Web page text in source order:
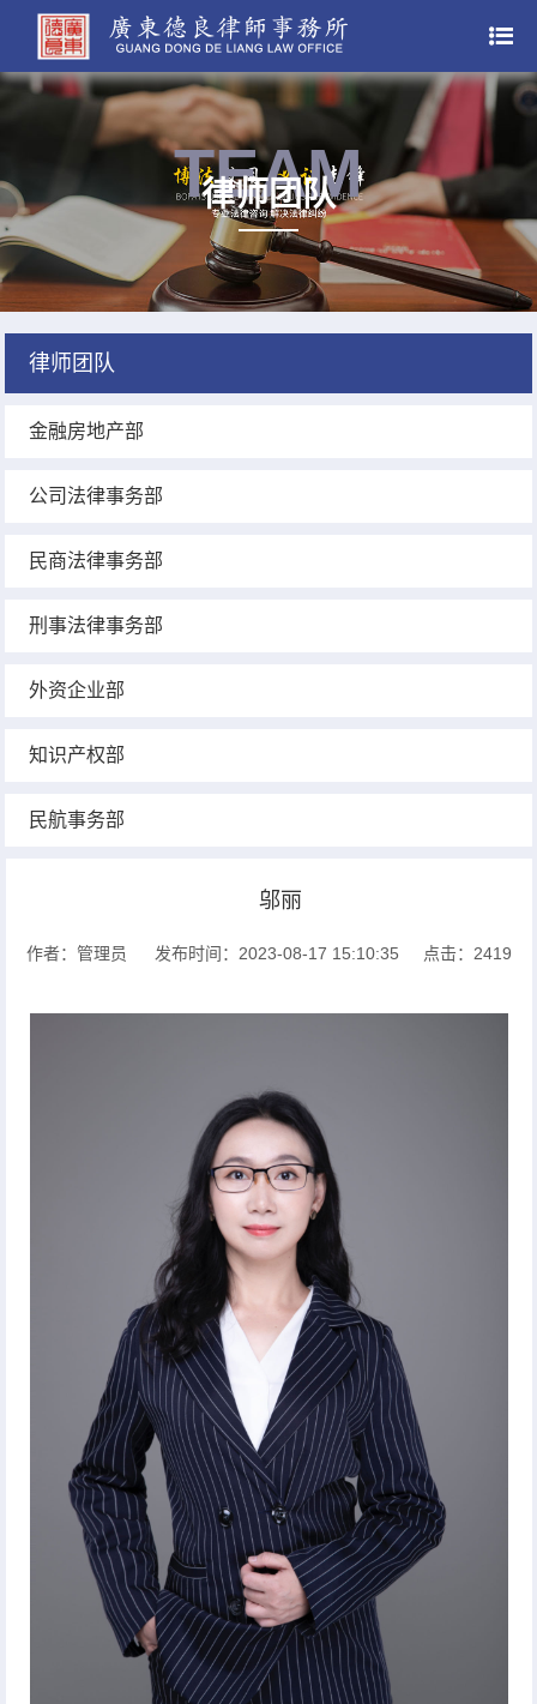
TEAM
律师团队
律师团队
金融房地产部
公司法律事务部
民商法律事务部
刑事法律事务部
外资企业部
知识产权部
民航事务部
邬丽
作者：管理员 发布时间：2023-08-17 15:10:35 点击：2419